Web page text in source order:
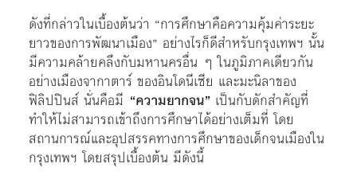
ดังที่กล่าวในเบื้องต้นว่า “การศึกษาคือความคุ้มค่าระยะ
ยาวของการพัฒนาเมือง” อย่างไรก็ดีสำหรับกรุงเทพฯ นั้น
มีความคล้ายคลึงกับมหานครอื่น ๆ ในภูมิภาคเดียวกัน
อย่างเมืองจากาตาร์ ของอินโดนีเซีย และมะนิลาของ
ฟิลิปปินส์ นั่นคือมี “ความยากจน” เป็นกับดักสำคัญที่
ทำให้ไม่สามารถเข้าถึงการศึกษาได้อย่างเต็มที่ โดย
สถานการณ์และอุปสรรคทางการศึกษาของเด็กจนเมืองใน
กรุงเทพฯ โดยสรุปเบื้องต้น มีดังนี้